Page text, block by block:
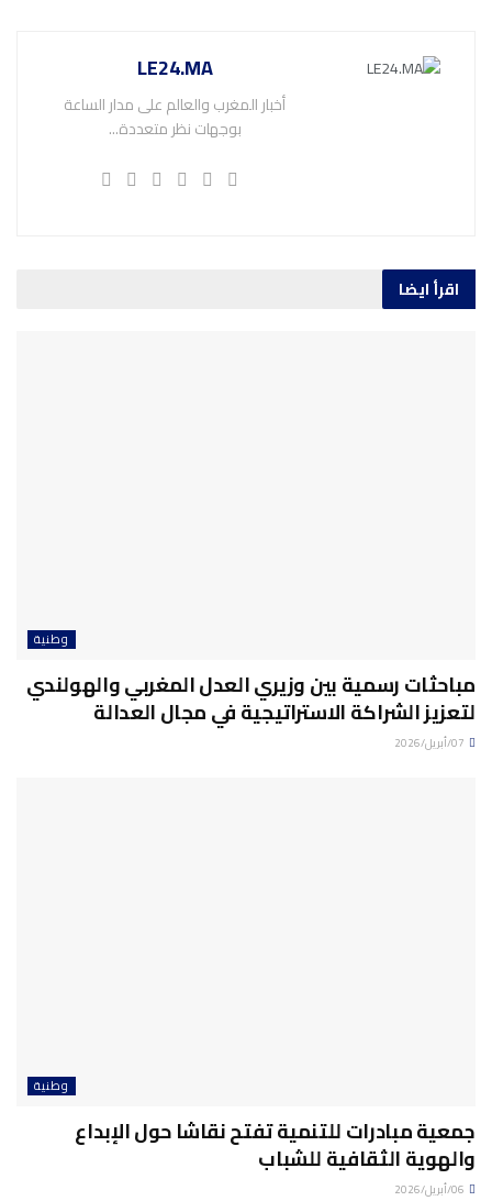
LE24.MA
أخبار المغرب والعالم على مدار الساعة
بوجهات نظر متعددة...
اقرأ ايضا
وطنية
مباحثات رسمية بين وزيري العدل المغربي والهولندي
لتعزيز الشراكة الاستراتيجية في مجال العدالة
وطنية
جمعية مبادرات للتنمية تفتح نقاشا حول الإبداع
والهوية الثقافية للشباب